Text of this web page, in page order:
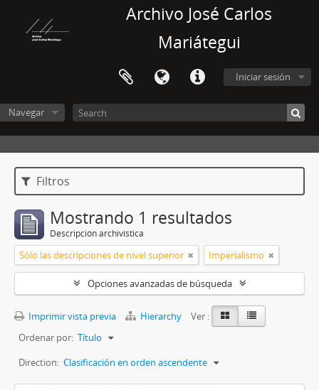
Archivo José Carlos
Mariátegui
Iniciar sesión
Navegar
Filtros
Mostrando 1 resultados
Descripción archivística
Sólo las descripciones de nivel superior Imperialismo
Opciones avanzadas de búsqueda
Imprimir vista previa Hierarchy
Ver :
Ordenar por: Título
Direction: Clasificación en orden ascendente